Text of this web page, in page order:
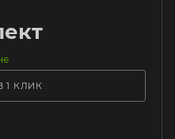
1 КЛИК